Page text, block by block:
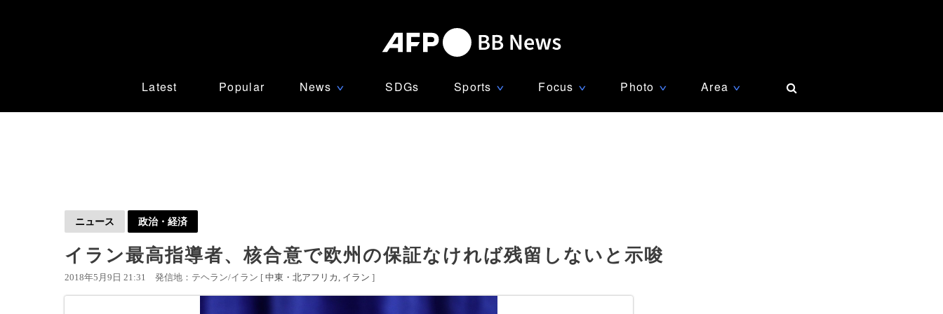
Latest Popular News ∨ SDGs Sports ∨ Focus ∨ Photo ∨ Area ∨
ニュース 政治・経済
イラン最高指導者、核合意で欧州の保証なければ残留しないと示唆
2018年5月9日 21:31 発信地：テヘラン/イラン [ 中東・北アフリカ イラン ]